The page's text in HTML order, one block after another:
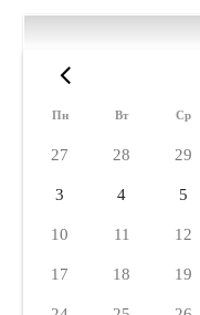
Пн Вт Ср
27 28 29
3 4 5
10 11 12
17 18 19